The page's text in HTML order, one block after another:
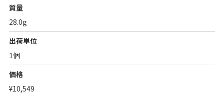
質量
28.0g
出荷単位
1個
価格
¥10,549